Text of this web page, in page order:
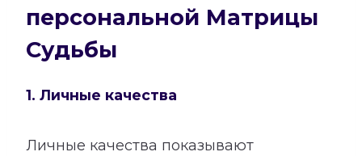
персональной Матрицы
Судьбы
1. Личные качества
Личные качества показывают